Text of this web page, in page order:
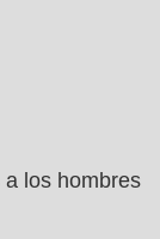
los hombres